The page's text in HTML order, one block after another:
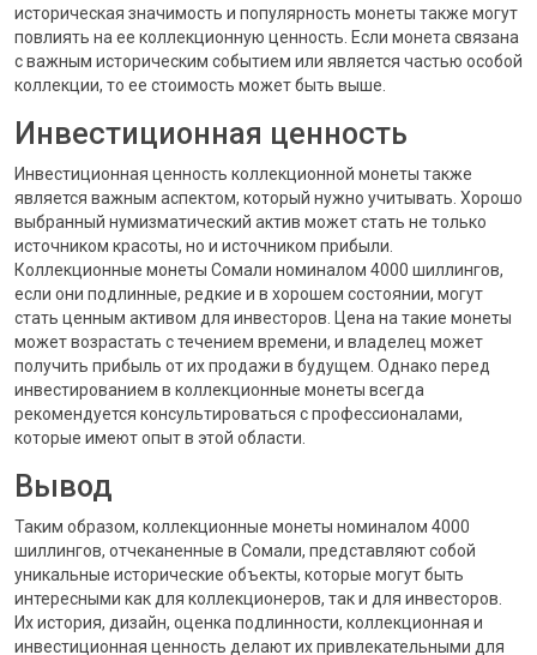
историческая значимость и популярность монеты также могут
повлиять на ее коллекционную ценность. Если монета связана
с важным историческим событием или является частью особой
коллекции, то ее стоимость может быть выше.
Инвестиционная ценность
Инвестиционная ценность коллекционной монеты также
является важным аспектом, который нужно учитывать. Хорошо
выбранный нумизматический актив может стать не только
источником красоты, но и источником прибыли.
Коллекционные монеты Сомали номиналом 4000 шиллингов,
если они подлинные, редкие и в хорошем состоянии, могут
стать ценным активом для инвесторов. Цена на такие монеты
может возрастать с течением времени, и владелец может
получить прибыль от их продажи в будущем. Однако перед
инвестированием в коллекционные монеты всегда
рекомендуется консультироваться с профессионалами,
которые имеют опыт в этой области.
Вывод
Таким образом, коллекционные монеты номиналом 4000
шиллингов, отчеканенные в Сомали, представляют собой
уникальные исторические объекты, которые могут быть
интересными как для коллекционеров, так и для инвесторов.
Их история, дизайн, оценка подлинности, коллекционная и
инвестиционная ценность делают их привлекательными для